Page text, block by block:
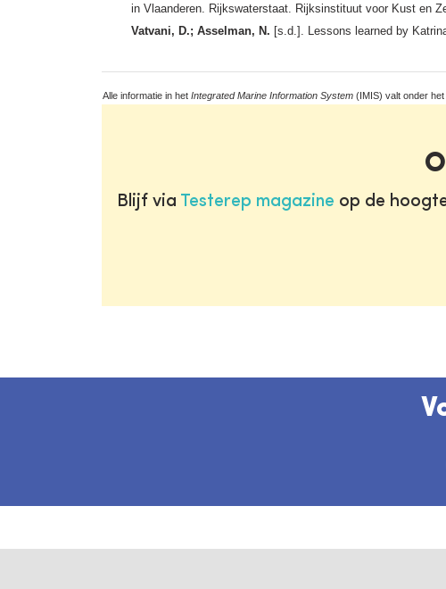
in Vlaanderen. Rijkswaterstaat. Rijksinstituut voor Kust en
Vatvani, D.; Asselman, N. [s.d.]. Lessons learned by
Alle informatie in het Integrated Marine Information System (IMIS) valt onder het
Blijf via Testerep magazine op de